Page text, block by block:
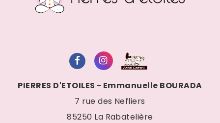
PIERRES D'ETOILES - Emmanuelle BOURADA
7 rue des Nefliers
85250 La Rabatelière